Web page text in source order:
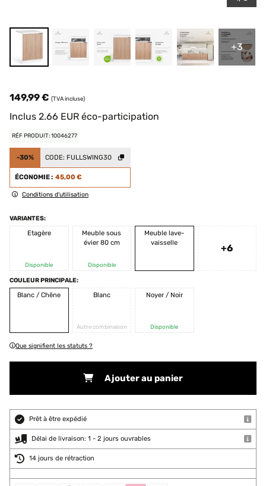
+3
149,99 € (TVA incluse)
Inclus 2.66 EUR éco-participation
RÉF PRODUIT: 10046277
-30% CODE: FULLSWING30
ÉCONOMIE : 45,00 €
Conditions d'utilisation
VARIANTES:
Etagère
Disponible
Meuble sous
évier 80 cm
Disponible
Meuble lave-
vaisselle
+6
COULEUR PRINCIPALE:
Blanc / Chêne
Blanc
Autre combinaison
Noyer / Noir
Disponible
Que signifient les statuts ?
Ajouter au panier
Prêt à être expédié
Délai de livraison: 1 - 2 jours ouvrables
14 jours de rétraction